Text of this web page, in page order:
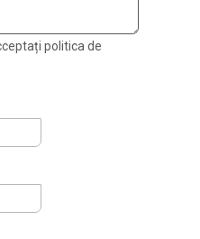
politica de